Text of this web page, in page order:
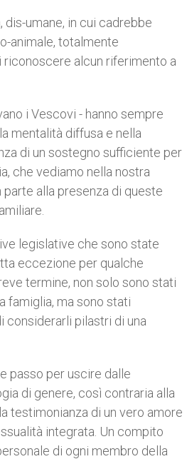
umane, in cui cadrebbe
animale, totalmente
riconoscere alcun riferimento a
i Vescovi - hanno sempre
mentalità diffusa e nella
di un sostegno sufficiente per
che vediamo nella nostra
alla presenza di queste
legislative che sono state
eccezione per qualche
termine, non solo sono stati
famiglia, ma sono stati
considerarli pilastri di una
passo per uscire dalle
di genere, così contraria alla
testimonianza di un vero amore
integrata. Un compito
di ogni membro della